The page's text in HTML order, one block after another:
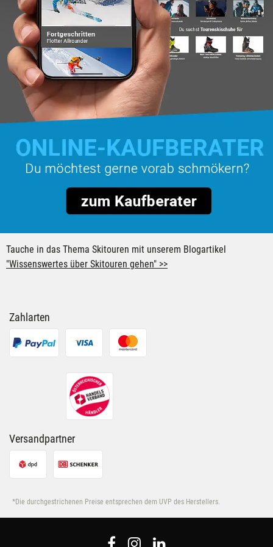
für soziale Medien, Werbung und Analysen weiter.
Unsere Partner führen diese Informationen
möglicherweise mit weiteren Daten zusammen, die Du
ihnen bereitgestellt hast oder die sie im Rahmen Deiner
Nutzung der Dienste gesammelt haben.
Tauche in das Thema Skitouren mit unserem Blogartikel
"Wissenswertes über Skitouren gehen" >>
Zahlarten
Versandpartner
*Die durchgestrichenen Preise entsprechen dem UVP des Herstellers.